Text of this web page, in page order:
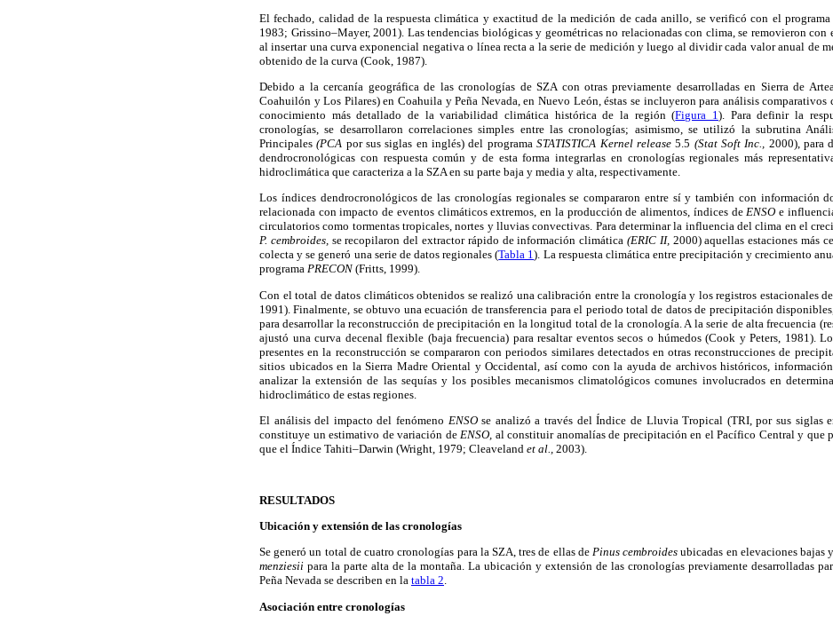
El fechado, calidad de la respuesta climática y exactitud de la medición de cada anillo, se verificó con el programa
1983; Grissino–Mayer, 2001). Las tendencias biológicas y geométricas no relacionadas con clima, se removieron con
al insertar una curva exponencial negativa o línea recta a la serie de medición y luego al dividir cada valor anual de
obtenido de la curva (Cook, 1987).
Debido a la cercanía geográfica de las cronologías de SZA con otras previamente desarrolladas en Sierra de
Coahuilón y Los Pilares) en Coahuila y Peña Nevada, en Nuevo León, éstas se incluyeron para análisis
conocimiento más detallado de la variabilidad climática histórica de la región (Figura 1). Para definir la
cronologías, se desarrollaron correlaciones simples entre las cronologías; asimismo, se utilizó la subrutina
Principales(PCA por sus siglas en inglés) del programaSTATISTICA Kernel release5.5 (Stat Soft Inc., 2000), para
dendrocronológicas con respuesta común y de esta forma integrarlas en cronologías regionales más
hidroclimática que caracteriza a la SZA en su parte baja y media y alta, respectivamente.
Los índices dendrocronológicos de las cronologías regionales se compararon entre sí y también con información
relacionada con impacto de eventos climáticos extremos, en la producción de alimentos, índices deENSOe
circulatorios como tormentas tropicales, nortes y lluvias convectivas. Para determinar la influencia del clima en el
P. cembroides, se recopilaron del extractor rápido de información climática(ERIC II, 2000) aquellas estaciones más
colecta y se generó una serie de datos regionales (Tabla 1). La respuesta climática entre precipitación y crecimiento
programa PRECON (Fritts, 1999).
Con el total de datos climáticos obtenidos se realizó una calibración entre la cronología y los registros estacionales
1991). Finalmente, se obtuvo una ecuación de transferencia para el periodo total de datos de precipitación
para desarrollar la reconstrucción de precipitación en la longitud total de la cronología. A la serie de alta frecuencia
ajustó una curva decenal flexible (baja frecuencia) para resaltar eventos secos o húmedos (Cook y Peters, 1981).
presentes en la reconstrucción se compararon con periodos similares detectados en otras reconstrucciones de
sitios ubicados en la Sierra Madre Oriental y Occidental, así como con la ayuda de archivos históricos,
analizar la extensión de las sequías y los posibles mecanismos climatológicos comunes involucrados en
hidroclimático de estas regiones.
El análisis del impacto del fenómeno ENSOse analizó a través del Índice de Lluvia Tropical (TRI, por sus siglas
constituye un estimativo de variación de ENSO, al constituir anomalías de precipitación en el Pacífico Central y que
que el Índice Tahiti–Darwin (Wright, 1979; Cleaveland et al., 2003).
RESULTADOS
Ubicación y extensión de las cronologías
Se generó un total de cuatro cronologías para la SZA, tres de ellas dePinus cembroidesubicadas en elevaciones bajas
menziesii para la parte alta de la montaña. La ubicación y extensión de las cronologías previamente desarrolladas
Peña Nevada se describen en la tabla 2.
Asociación entre cronologías